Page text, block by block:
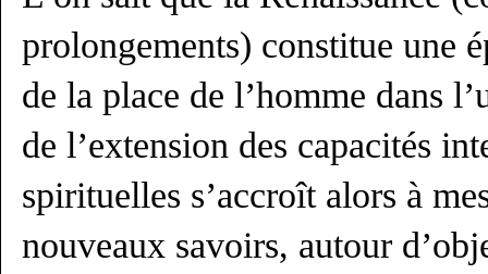
prolongements) constitue une
de la place de l’homme dans
de l’extension des capacités
spirituelles s’accroît alors à
nouveaux savoirs, autour